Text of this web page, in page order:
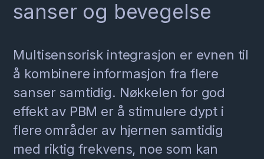
sanser og bevegelse
Multisensorisk integrasjon er evnen til
å kombinere informasjon fra flere
sanser samtidig. Nøkkelen for god
effekt av PBM er å stimulere dypt i
flere områder av hjernen samtidig
med riktig frekvens, noe som kan